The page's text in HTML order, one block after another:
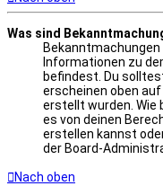
Was sind
Informationen zu
befindest. Du
erscheinen oben
erstellt wurden. Wie
es von deinen
erstellen kannst
der Board-
Nach oben